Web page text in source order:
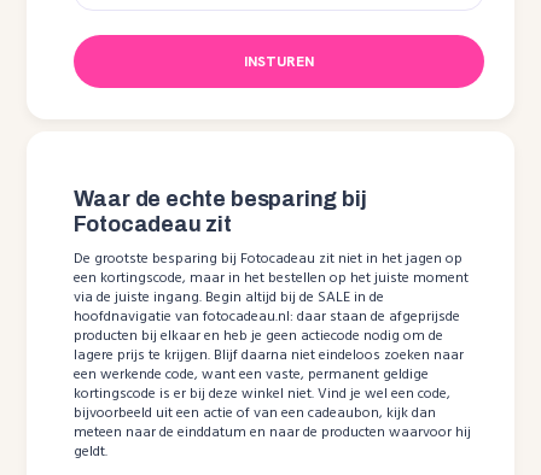
INSTUREN
Waar de echte besparing bij
Fotocadeau zit
De grootste besparing bij Fotocadeau zit niet in het jagen op
een kortingscode, maar in het bestellen op het juiste moment
via de juiste ingang. Begin altijd bij de SALE in de
hoofdnavigatie van fotocadeau.nl: daar staan de afgeprijsde
producten bij elkaar en heb je geen actiecode nodig om de
lagere prijs te krijgen. Blijf daarna niet eindeloos zoeken naar
een werkende code, want een vaste, permanent geldige
kortingscode is er bij deze winkel niet. Vind je wel een code,
bijvoorbeeld uit een actie of van een cadeaubon, kijk dan
meteen naar de einddatum en naar de producten waarvoor hij
geldt.